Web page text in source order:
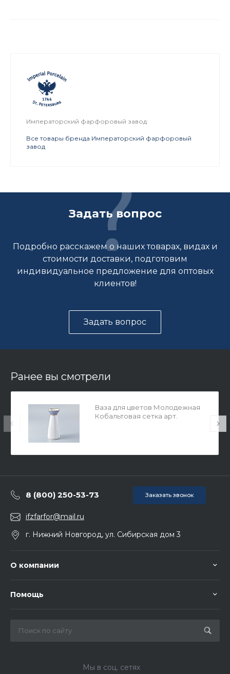
Императорский фарфоровый завод
Все товары бренда Императорский фарфоровый
завод
Задать вопрос
Подробно расскажем о наших товарах, видах и
стоимости доставки, подготовим
индивидуальное предложение для оптовых
клиентов!
Задать вопрос
Ранее вы смотрели
Ваза для цветов Молодежная
Кобальтовая сетка арт.
8 (800) 250-53-73 Заказать звонок
ifzfarfor@mail.ru
г. Нижний Новгород, ул. Сибирская дом 3
О компании
Помощь
Мы в соц. сетях